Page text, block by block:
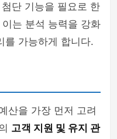
단 기능을 필요로 한
는 분석 능력을 강화
를 가능하게 합니다.
산을 가장 먼저 고려
고객 지원 및 유지 관